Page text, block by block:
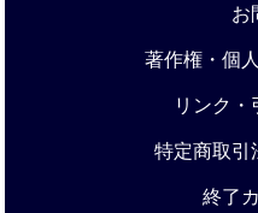
お
著作権・個
リンク・
特定商取引
終了